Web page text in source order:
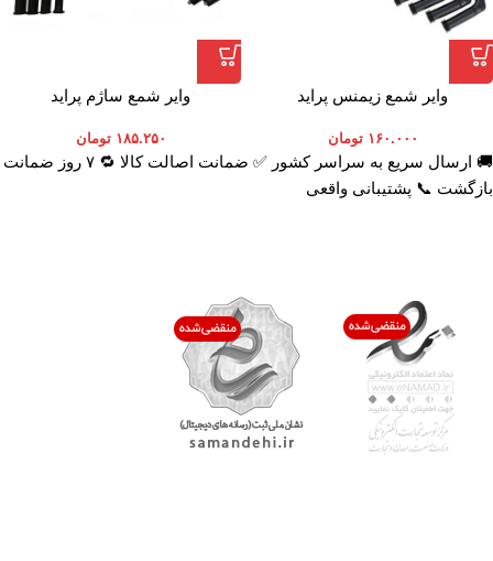
وایر شمع زیمنس پراید
۱۶۰.۰۰۰ تومان
وایر شمع ساژم پراید
۱۸۵.۲۵۰ تومان
🚚 ارسال سریع به سراسر کشور ✅ ضمانت اصالت کالا 🔁 ۷ روز ضمانت
بازگشت 📞 پشتیبانی واقعی